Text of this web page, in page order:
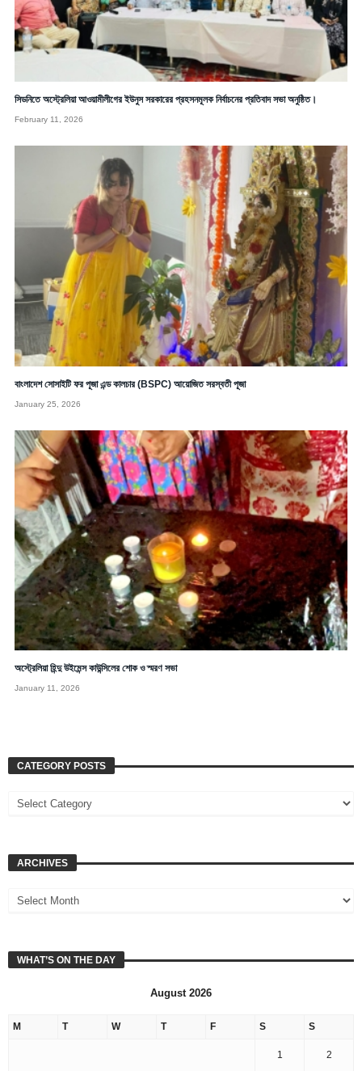
সিডনিতে অস্ট্রেলিয়া আওয়ামীলীগের ইউনুস সরকারের প্রহসনমূলক নির্বাচনের প্রতিবাদ সভা অনুষ্ঠিত।
February 11, 2026
বাংলাদেশ সোসাইটি ফর পূজা এন্ড কালচার (BSPC) আয়োজিত সরস্বতী পূজা
January 25, 2026
অস্ট্রেলিয়া হিন্দু উইমেন্স কাউন্সিলের শোক ও স্মরণ সভা
January 11, 2026
CATEGORY POSTS
ARCHIVES
WHAT’S ON THE DAY
August 2026
M T W T F S S
1 2